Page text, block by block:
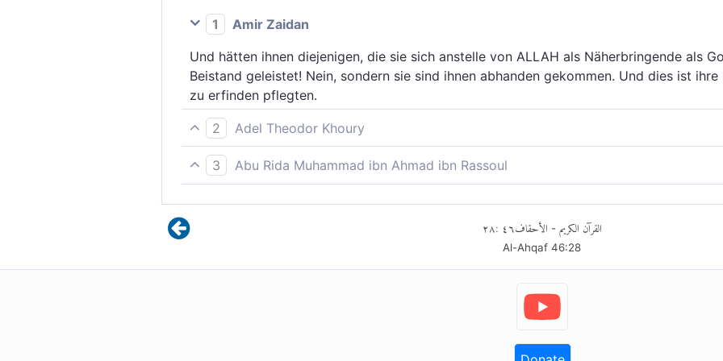
1
Amir Zaidan
Und hätten ihnen diejenigen, die sie sich anstelle von ALLAH als Näherbringende als
Beistand geleistet! Nein, sondern sie sind ihnen abhanden gekommen. Und dies ist
zu erfinden pflegten.
2
Adel Theodor Khoury
Hätten ihnen doch diejenigen Unterstützung geleistet, die sie sich anstelle Gottes zu
um sich Zutritt in seine Nähe zu verschaffen! Nein, sie sind ihnen entschwunden. Das
3
Abu Rida Muhammad ibn Ahmad ibn Rassoul
القرآن الكريم - الأحقاف٤٦ :٢٨
Al-Ahqaf 46:28